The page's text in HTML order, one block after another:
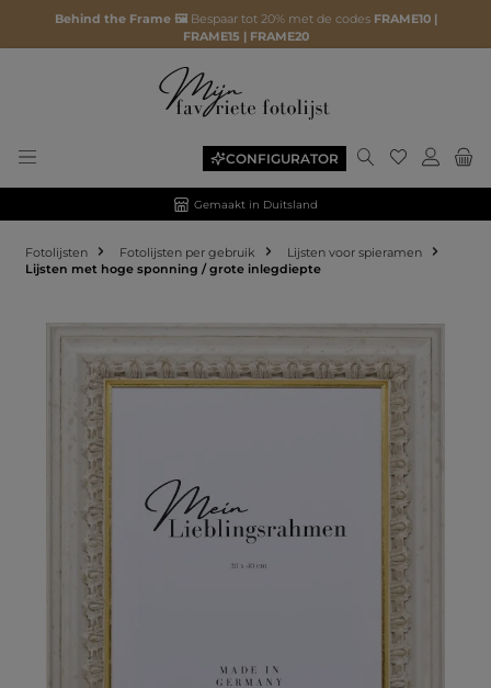
Behind the Frame 🖼️ Bespaar tot 20% met de codes FRAME10 |
FRAME15 | FRAME20
CONFIGURATOR
Gemaakt in Duitsland
Fotolijsten Fotolijsten per gebruik
Lijsten voor spieramen
Lijsten met hoge sponning / grote inlegdiepte
Afbeeldingengalerij overslaan